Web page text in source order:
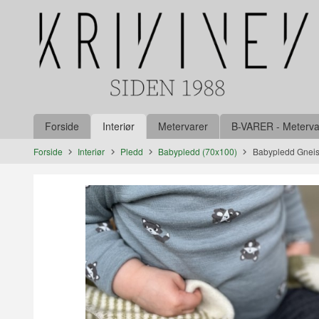
innholdet
Produkter
Forside Interiør Metervarer B-VARER -
Forside Interiør Pledd Babypledd (70x100) Babypledd